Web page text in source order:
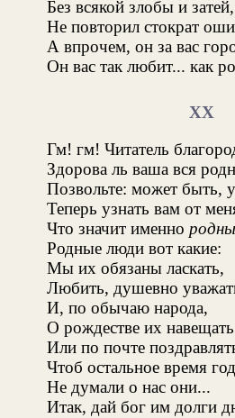
Без всякой злобы и затей,
Не повторил стократ
А впрочем, он за вас
Он вас так любит... как
XX
Гм! гм! Читатель
Здорова ль ваша вся
Позвольте: может быть,
Теперь узнать вам от
Что значит именно
Родные люди вот какие:
Мы их обязаны ласкать,
Любить, душевно
И, по обычаю народа,
О рождестве их навещать
Или по почте
Чтоб остальное время
Не думали о нас они...
Итак, дай бог им долги